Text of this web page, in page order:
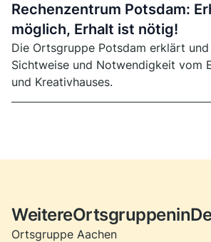
Rechenzentrum Potsdam:
möglich, Erhalt ist nötig!
Die Ortsgruppe Potsdam erklärt
Sichtweise und Notwendigkeit vom
und Kreativhauses.
WeitereOrtsgruppenin
Ortsgruppe Aachen